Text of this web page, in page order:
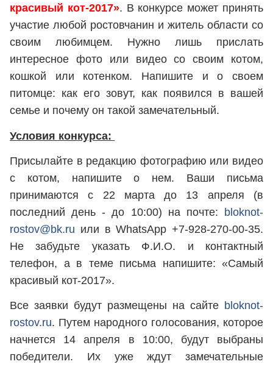
красивый кот-2017». В конкурсе может принять
участие любой ростовчанин и житель области со
своим любимцем. Нужно лишь прислать
интересное фото или видео со своим котом,
кошкой или котенком. Напишите и о своем
питомце: как его зовут, как появился в вашей
семье и почему он такой замечательный.
Условия конкурса:
Присылайте в редакцию фотографию или видео
с котом, напишите о нем. Ваши письма
принимаются с 22 марта до 13 апреля (в
последний день - до 10:00) на почте: bloknot-
rostov@bk.ru или в WhatsApp +7-928-270-00-35.
Не забудьте указать Ф.И.О. и контактный
телефон, а в теме письма напишите: «Самый
красивый кот-2017».
Все заявки будут размещены на сайте bloknot-
rostov.ru. Путем народного голосования, которое
начнется 14 апреля в 10:00, будут выбраны
победители. Их уже ждут замечательные